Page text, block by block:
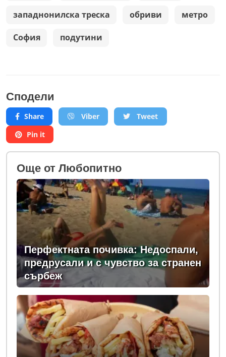
западнонилска треска обриви метро
София подутини
Сподели
Share Viber
Tweet
Pin it
Oще от Любопитно
Перфектната почивка: Недоспали,
предрусали и с чувство за странен
сърбеж